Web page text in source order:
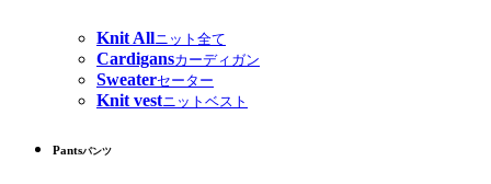
Knit Allニット全て
Cardigansカーディガン
Sweaterセーター
Knit vestニットベスト
Pantsパンツ